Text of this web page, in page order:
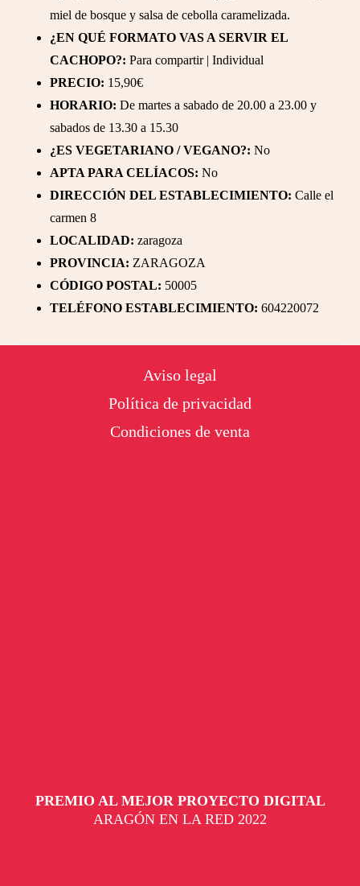
miel de bosque y salsa de cebolla caramelizada.
¿EN QUÉ FORMATO VAS A SERVIR EL
CACHOPO?: Para compartir | Individual
PRECIO: 15,90€
HORARIO: De martes a sabado de 20.00 a 23.00 y
sabados de 13.30 a 15.30
¿ES VEGETARIANO / VEGANO?: No
APTA PARA CELÍACOS: No
DIRECCIÓN DEL ESTABLECIMIENTO: Calle el
carmen 8
LOCALIDAD: zaragoza
PROVINCIA: ZARAGOZA
CÓDIGO POSTAL: 50005
TELÉFONO ESTABLECIMIENTO: 604220072
Aviso legal
Política de privacidad
Condiciones de venta
PREMIO AL MEJOR PROYECTO DIGITAL
ARAGÓN EN LA RED 2022